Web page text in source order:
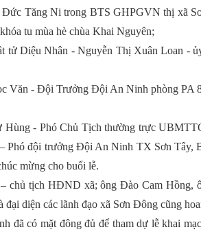
Tăng Ni trong BTS GHPGVN thị xã
tu mùa hè chùa Khai Nguyên;
tử Diệu Nhân - Nguyễn Thị Xuân Loan -
Văn - Đội Trưởng Đội An Ninh phòng PA
- Phó Chủ Tịch thường trực
Phó đội trưởng Đội An Ninh TX Sơn
mừng cho buổi lễ.
chủ tịch HĐND xã; ông Đào Cam
diện các lãnh đạo xã Sơn Đông cũng
đã có mặt đông đủ để tham dự lễ khai